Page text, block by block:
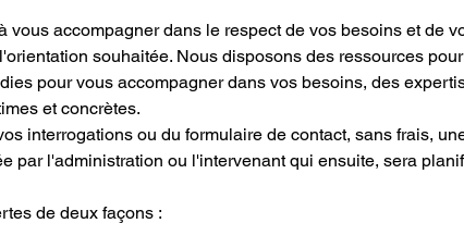
vous accompagner dans le respect de vos besoins et de
souhaitée. Nous disposons des ressources
pour vous accompagner dans vos besoins, des
et concrètes.
interrogations ou du formulaire de contact, sans frais,
par l'administration ou l'intervenant qui ensuite, sera
de deux façons :